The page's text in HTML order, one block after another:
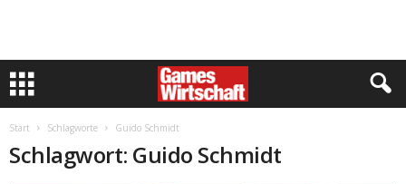
Start Schlagworte Guido Schmidt
Schlagwort: Guido Schmidt